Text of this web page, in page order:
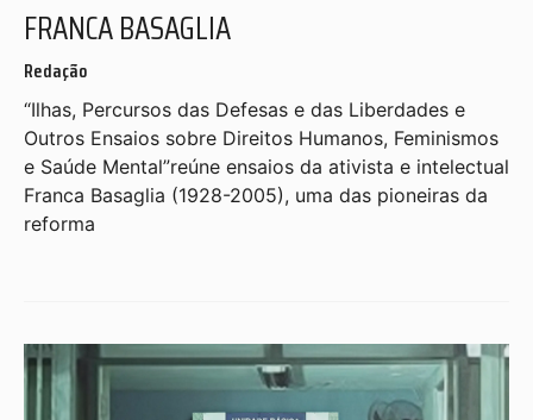
FRANCA BASAGLIA
Redação
“Ilhas, Percursos das Defesas e das Liberdades e
Outros Ensaios sobre Direitos Humanos, Feminismos
e Saúde Mental”reúne ensaios da ativista e intelectual
Franca Basaglia (1928-2005), uma das pioneiras da
reforma